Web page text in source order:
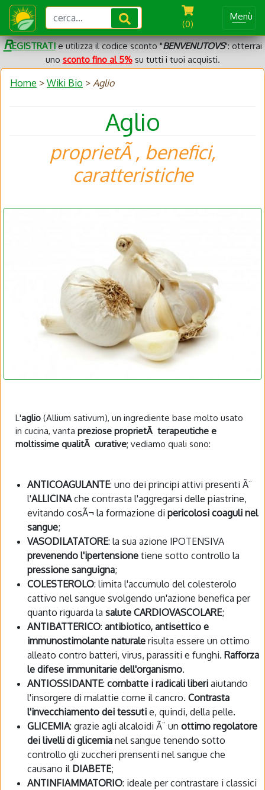
(0)
Menù
REGISTRATIe utilizza il codice sconto "BENVENUTOVS": otterrai
uno sconto fino al 5%su tutti i tuoi acquisti.
Home > Wiki Bio > Aglio
Aglio
proprietÃ , benefici,
caratteristiche
L'aglio (Allium sativum), un ingrediente base molto usato
in cucina, vanta preziose proprietÃ terapeutiche e
moltissime qualitÃ curative; vediamo quali sono:
ANTICOAGULANTE: uno dei principi attivi presenti Ã¨
l'ALLICINAche contrasta l'aggregarsi delle piastrine,
evitando cosÃ¬ la formazione di pericolosi coaguli nel
sangue;
VASODILATATORE: la sua azione IPOTENSIVA
prevenendo l'ipertensione tiene sotto controllo la
pressione sanguigna;
COLESTEROLO: limita l'accumulo del colesterolo
cattivo nel sangue svolgendo un'azione benefica per
quanto riguarda la salute CARDIOVASCOLARE;
ANTIBATTERICO: antibiotico, antisettico e
immunostimolante naturale risulta essere un ottimo
alleato contro batteri, virus, parassiti e funghi. Rafforza
le difese immunitarie dell'organismo.
ANTIOSSIDANTE: combatte i radicali liberi aiutando
l'insorgere di malattie come il cancro. Contrasta
l'invecchiamento dei tessuti e, quindi, della pelle.
GLICEMIA: grazie agli alcaloidi Ã¨ un ottimo regolatore
dei livelli di glicemia nel sangue tenendo sotto
controllo gli zuccheri prensenti nel sangue che
causano il DIABETE;
ANTINFIAMMATORIO: ideale per contrastare i classici